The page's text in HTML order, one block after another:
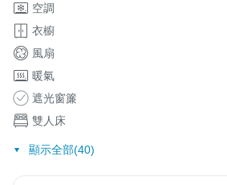
空調
衣櫥
風扇
暖氣
遮光窗簾
雙人床
顯示全部(40)